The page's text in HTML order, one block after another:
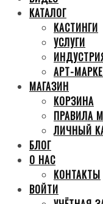
КАТАЛОГ
КАСТИНГИ
УСЛУГИ
АРТ-
МАГАЗИН
КОРЗИНА
ПРАВИЛА
ЛИЧНЫЙ
БЛОГ
О НАС
КОНТАКТЫ
ВОЙТИ